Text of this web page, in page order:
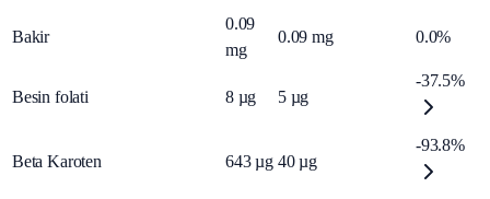
Bakir
0.09
mg
0.09 mg 0.0%
Besin folati 8 µg 5 µg
-37.5%
Beta Karoten 643 µg 40 µg
-93.8%